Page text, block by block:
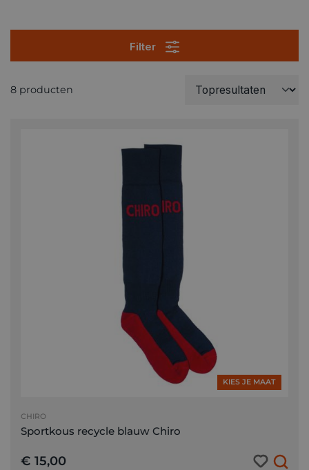
Filter
8 producten
KIES JE MAAT
CHIRO
Sportkous recycle blauw Chiro
€ 15,00